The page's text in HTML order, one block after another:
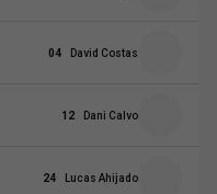
04 David Costas
12 Dani Calvo
24 Lucas Ahijado